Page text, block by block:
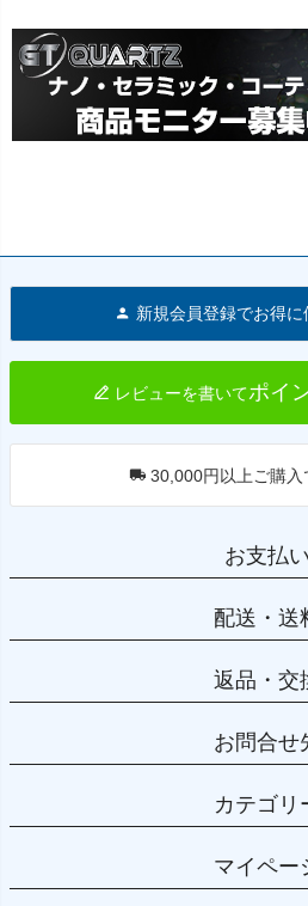
新規会員登録でお得
レビューを書いてポイ
30,000円以上ご購入
お支払い
配送・送
返品・交
お問合せ
カテゴリ
マイペー